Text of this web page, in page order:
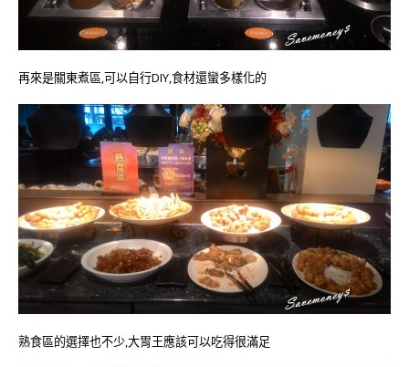
再來是關東煮區,可以自行DIY,食材還蠻多樣化的
熟食區的選擇也不少,大胃王應該可以吃得很滿足